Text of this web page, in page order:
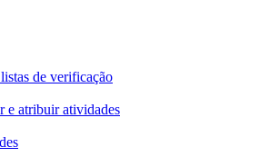
de verificação
e atribuir atividades